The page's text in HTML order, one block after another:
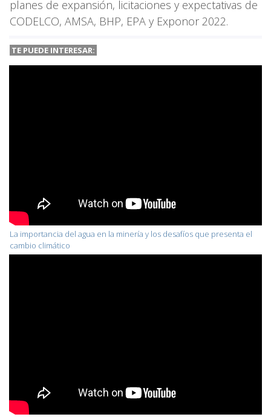
planes de expansión, licitaciones y expectativas de
CODELCO, AMSA, BHP, EPA y Exponor 2022.
TE PUEDE INTERESAR:
La importancia del agua en la minería y los desafíos que presenta el
cambio climático